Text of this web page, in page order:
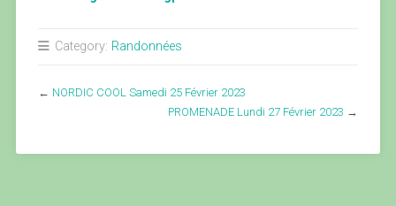
Category: Randonnées
← NORDIC COOL Samedi 25 Février 2023
PROMENADE Lundi 27 Février 2023 →